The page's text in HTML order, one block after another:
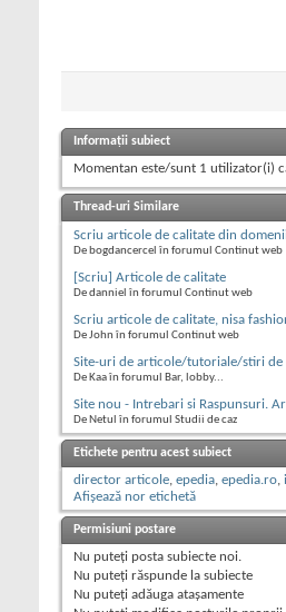
Informații subiect
Momentan este/sunt 1 utilizator(i)
Thread-uri Similare
Scriu articole de calitate din
De bogdancercel în forumul Continut web
[Scriu] Articole de calitate
De danniel în forumul Continut web
Scriu articole de calitate, nisa
De John în forumul Continut web
Site-uri de articole/tutoriale/stiri de
De Kaa în forumul Bar, lobby...
Site nou - Intrebari si Raspunsuri.
De Netul în forumul Studii de caz
Etichete pentru acest subiect
director articole, epedia, epedia.ro,
Afișează nor etichetă
Permisiuni postare
Nu puteţi posta subiecte noi.
Nu puteţi răspunde la subiecte
Nu puteţi adăuga ataşamente